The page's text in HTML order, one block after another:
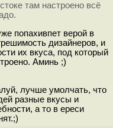
там настроено всё
попахивпет верой в
дизайнеров, и
их вкуса, под который
Аминь ;)
лучше умолчать, что
разные вкусы и
а то в ереси